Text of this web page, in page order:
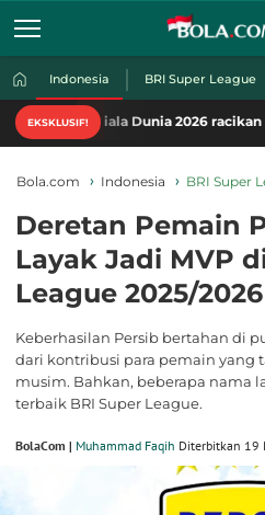
Indonesia BRI Super League
EKSKLUSIF!
Dunia 2026 racikan khas
Bola.com Indonesia BRI Super
Deretan Pemain
Layak Jadi MVP
League 2025/2026
Keberhasilan Persib bertahan di
dari kontribusi para pemain yang
musim. Bahkan, beberapa nama
terbaik BRI Super League.
BolaCom | Muhammad Faqih Diterbitkan 19